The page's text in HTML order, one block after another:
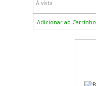
À vista
Adicionar ao Carrinho